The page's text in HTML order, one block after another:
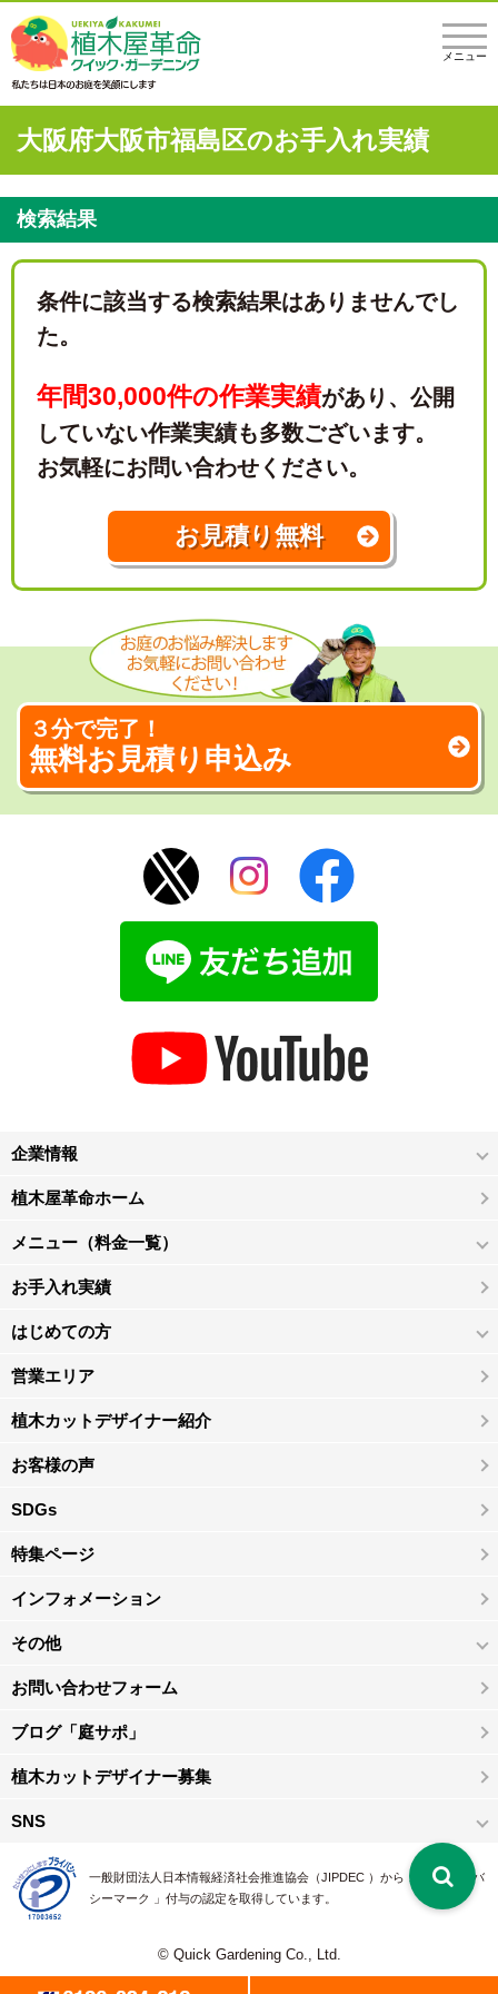
メニュー
大阪府大阪市福島区のお手入れ実績
検索結果
条件に該当する検索結果はありませんでし
た。
年間30,000件の作業実績があり、 公開
していない作業実績も多数ございます。
お気軽にお問い合わせください。
お見積り無料
３分で完了！
無料お見積り申込み
企業情報
植木屋革命ホーム
メニュー（料金一覧）
お手入れ実績
はじめての方
営業エリア
植木カットデザイナー紹介
お客様の声
SDGs
特集ページ
インフォメーション
その他
お問い合わせフォーム
ブログ「庭サポ」
植木カットデザイナー募集
SNS
一般財団法人日本情報経済社会推進協会（JIPDEC ）から 、「 プライバ
シーマーク 」付与の認定を取得しています。
© Quick Gardening Co., Ltd.